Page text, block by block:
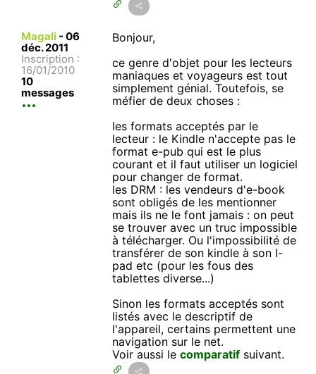
Magali - 06
déc. 2011
Inscription :
16/01/2010
10
messages
Bonjour,
ce genre d'objet pour les lecteurs
maniaques et voyageurs est tout
simplement génial. Toutefois, se
méfier de deux choses :
les formats acceptés par le
lecteur : le Kindle n'accepte pas le
format e-pub qui est le plus
courant et il faut utiliser un logiciel
pour changer de format.
les DRM : les vendeurs d'e-book
sont obligés de les mentionner
mais ils ne le font jamais : on peut
se trouver avec un truc impossible
à télécharger. Ou l'impossibilité de
transférer de son kindle à son I-
pad etc (pour les fous des
tablettes diverse...)
Sinon les formats acceptés sont
listés avec le descriptif de
l'appareil, certains permettent une
navigation sur le net.
Voir aussi lecomparatif suivant.